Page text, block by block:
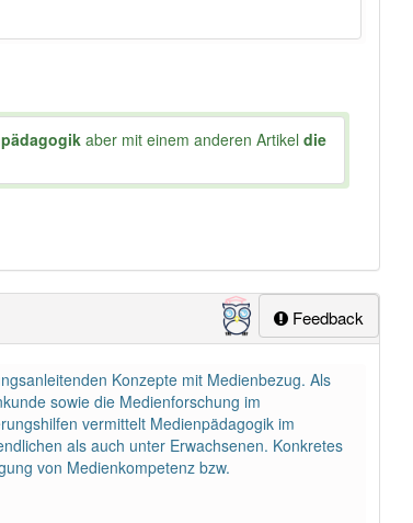
aber mit einem anderen Artikeldie
Feedback
Konzepte mit Medienbezug. Als
sowie die Medienforschung im
vermittelt Medienpädagogik im
als auch unter Erwachsenen. Konkretes
von Medienkompetenz bzw.